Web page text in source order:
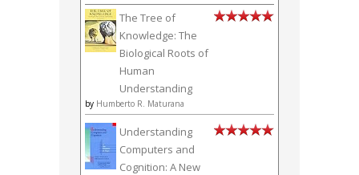
The Tree of
Knowledge: The
Biological Roots of
Human
Understanding
by Humberto R. Maturana
Understanding
Computers and
Cognition: A New